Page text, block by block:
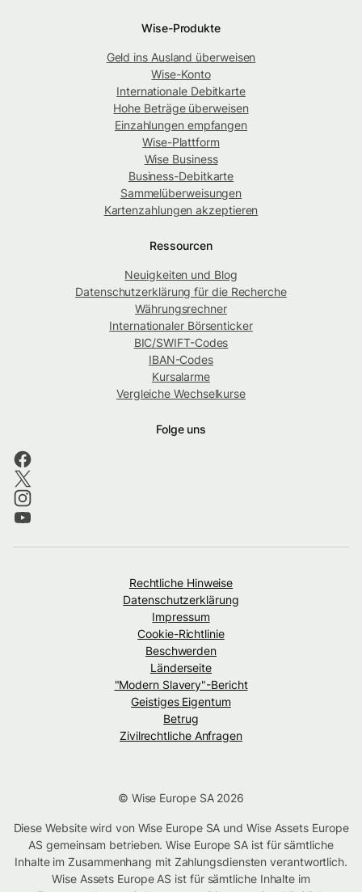
Wise-Produkte
Geld ins Ausland überweisen
Wise-Konto
Internationale Debitkarte
Hohe Beträge überweisen
Einzahlungen empfangen
Wise-Plattform
Wise Business
Business-Debitkarte
Sammelüberweisungen
Kartenzahlungen akzeptieren
Ressourcen
Neuigkeiten und Blog
Datenschutzerklärung für die Recherche
Währungsrechner
Internationaler Börsenticker
BIC/SWIFT-Codes
IBAN-Codes
Kursalarme
Vergleiche Wechselkurse
Folge uns
Rechtliche Hinweise
Datenschutzerklärung
Impressum
Cookie-Richtlinie
Beschwerden
Länderseite
"Modern Slavery"-Bericht
Geistiges Eigentum
Betrug
Zivilrechtliche Anfragen
© Wise Europe SA 2026
Diese Website wird von Wise Europe SA und Wise Assets Europe
AS gemeinsam betrieben. Wise Europe SA ist für sämtliche
Inhalte im Zusammenhang mit Zahlungsdiensten verantwortlich.
Wise Assets Europe AS ist für sämtliche Inhalte im